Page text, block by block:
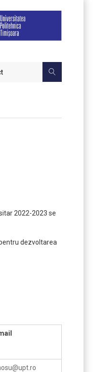
2022-2023 se
dezvoltarea